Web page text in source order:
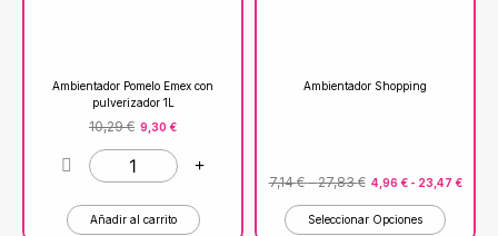
Ambientador Pomelo Emex con
pulverizador 1L
10,29€ 9,30 €
Añadir al carrito
Ambientador Shopping
7,14€ -27,83€ 4,96 € - 23,47 €
Seleccionar Opciones